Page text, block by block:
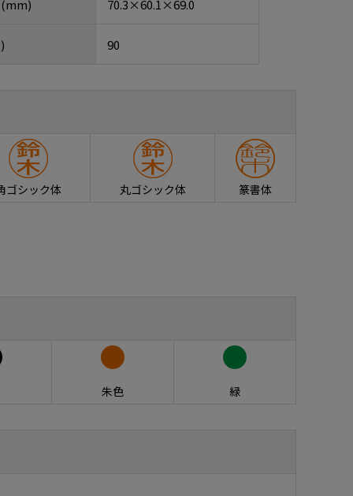
70.3×60.1×69.0
90
ゴシック体 丸ゴシック体 篆書体
朱色 緑